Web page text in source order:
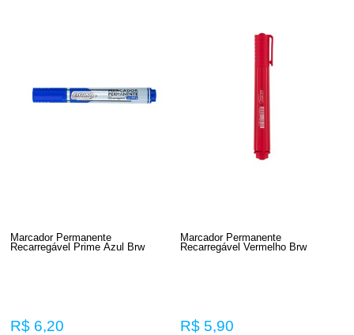
Marcador Permanente
Recarregável Prime Azul Brw
R$ 6,20
Marcador Permanente
Recarregável Vermelho Brw
R$ 5,90